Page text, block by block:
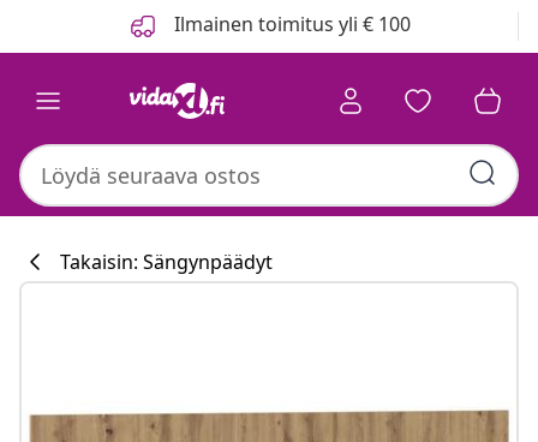
Ilmainen toimitus yli € 100
Takaisin: Sängynpäädyt